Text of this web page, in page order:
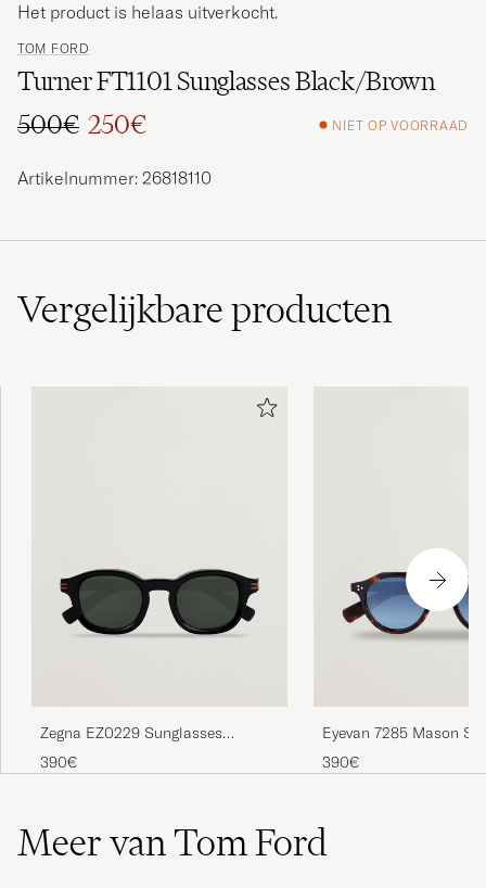
TOM FORD
Turner FT1101 Sunglasses Black/Brown
Reguliere prijs
500€
Verlaagd prijs
250€ NIET OP VOORRAAD
Het product is helaas uitverkocht.
Artikelnummer: 26818110
Vergelijkbareproducten
Zegna EZ0229 Sunglasses
Black/Green
390€
Eyevan 7285 Mason
Tortoise
390€
Meer van Tom Ford